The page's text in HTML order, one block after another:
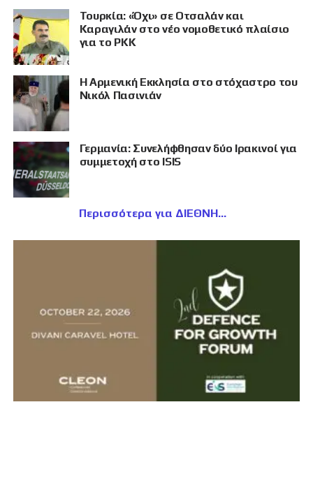
Τουρκία: «Όχι» σε Οτσαλάν και
Καραγιλάν στο νέο νομοθετικό πλαίσιο
για το PKK
Η Αρμενική Εκκλησία στο στόχαστρο του
Νικόλ Πασινιάν
Γερμανία: Συνελήφθησαν δύο Ιρακινοί για
συμμετοχή στο ISIS
Περισσότερα για ΔΙΕΘΝΗ